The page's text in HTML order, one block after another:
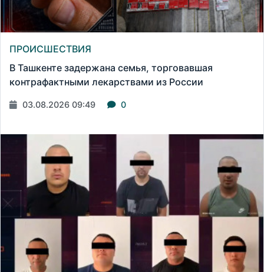
ПРОИСШЕСТВИЯ
В Ташкенте задержана семья, торговавшая
контрафактными лекарствами из России
03.08.2026 09:49 0